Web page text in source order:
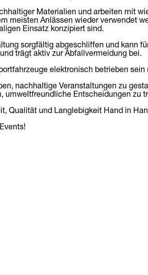
Materialien und arbeiten mit
meisten Anlässen wieder verwendet
Einsatz konzipiert sind.
sorgfältig abgeschliffen und kann
trägt aktiv zur Abfallvermeidung bei.
elektronisch betrieben
nachhaltige Veranstaltungen zu
umweltfreundliche Entscheidungen zu
Qualität und Langlebigkeit Hand in